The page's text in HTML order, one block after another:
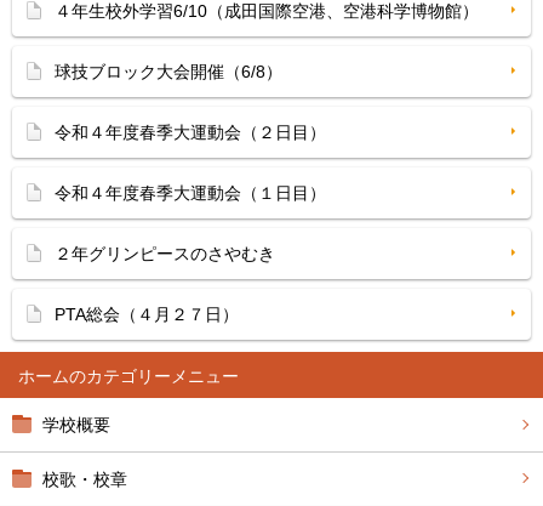
ホーム
学校概要
校歌・校章
４年生校外学習6/10（成田国際空港、空港科学博物館）
球技ブロック大会開催（6/8）
令和４年度春季大運動会（２日目）
令和４年度春季大運動会（１日目）
２年グリンピースのさやむき
PTA総会（４月２７日）